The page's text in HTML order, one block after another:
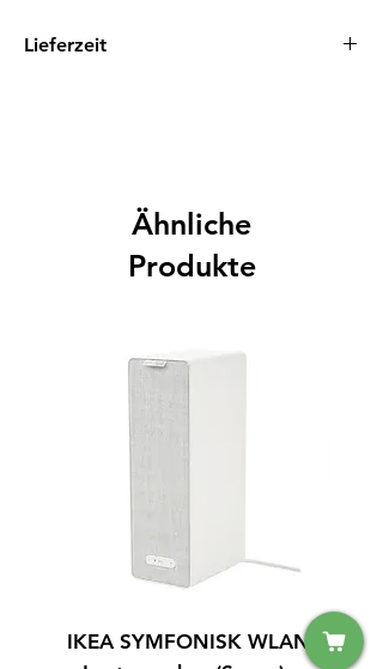
Lieferzeit
Ähnliche
Produkte
IKEA SYMFONISK WLAN-